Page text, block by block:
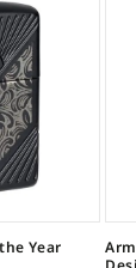
Year